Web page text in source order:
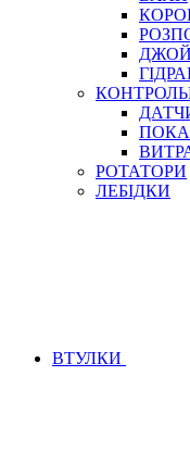
РОТАТОРИ
ЛЕБІДКИ
ВТУЛКИ